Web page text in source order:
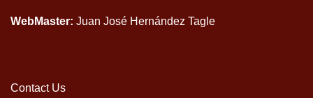
WebMaster: Juan José Hernández Tagle
Contact Us